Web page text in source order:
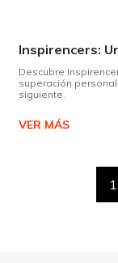
Descubre
superación
siguiente.
VER MÁS
1